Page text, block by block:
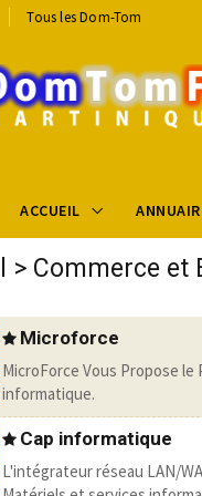
Tous les Dom-Tom
ACCUEIL
> Commerce et
Microforce
MicroForce Vous Propose
informatique.
Cap informatique
L'intégrateur réseau LAN/